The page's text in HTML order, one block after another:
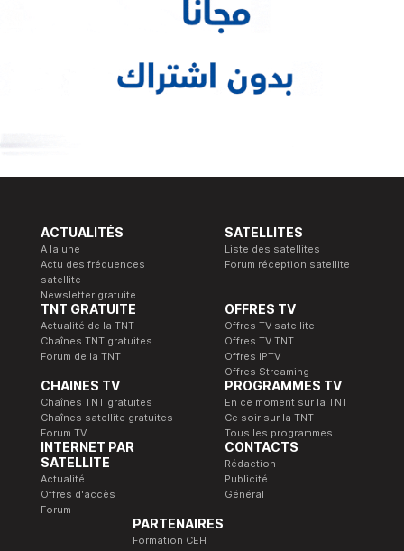
ACTUALITÉS
A la une
Actu des fréquences
satellite
Newsletter gratuite
SATELLITES
Liste des satellites
Forum réception satellite
TNT GRATUITE
Actualité de la TNT
Chaînes TNT gratuites
Forum de la TNT
OFFRES TV
Offres TV satellite
Offres TV TNT
Offres IPTV
Offres Streaming
CHAINES TV
Chaînes TNT gratuites
Chaînes satellite gratuites
Forum TV
PROGRAMMES TV
En ce moment sur la TNT
Ce soir sur la TNT
Tous les programmes
INTERNET PAR
SATELLITE
Actualité
Offres d'accès
Forum
CONTACTS
Rédaction
Publicité
Général
PARTENAIRES
Formation CEH